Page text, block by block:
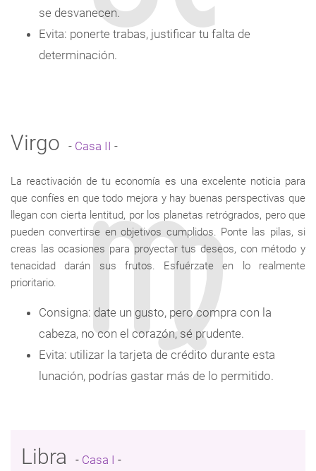
se desvanecen.
Evita: ponerte trabas, justificar tu falta de
determinación.
Virgo - Casa II -
La reactivación de tu economía es una excelente noticia para
que confíes en que todo mejora y hay buenas perspectivas que
llegan con cierta lentitud, por los planetas retrógrados, pero que
pueden convertirse en objetivos cumplidos. Ponte las pilas, si
creas las ocasiones para proyectar tus deseos, con método y
tenacidad darán sus frutos. Esfuérzate en lo realmente
prioritario.
Consigna: date un gusto, pero compra con la
cabeza, no con el corazón, sé prudente.
Evita: utilizar la tarjeta de crédito durante esta
lunación, podrías gastar más de lo permitido.
Libra - Casa I -